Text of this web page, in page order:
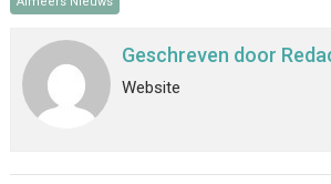
Geschreven door
Website